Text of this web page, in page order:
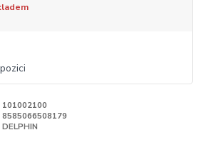
101002100
8585066508179
DELPHIN